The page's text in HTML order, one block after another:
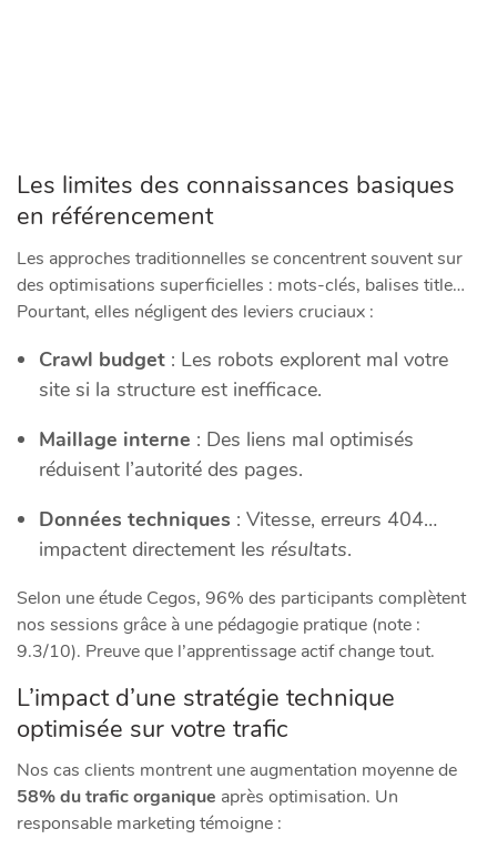
Les limites des connaissances basiques
en référencement
Les approches traditionnelles se concentrent souvent sur
des optimisations superficielles : mots-clés, balises title…
Pourtant, elles négligent des leviers cruciaux :
Crawl budget : Les robots explorent mal votre
site si la structure est inefficace.
Maillage interne : Des liens mal optimisés
réduisent l’autorité des pages.
Données techniques : Vitesse, erreurs 404…
impactent directement les résultats.
Selon une étude Cegos, 96% des participants complètent
nos sessions grâce à une pédagogie pratique (note :
9.3/10). Preuve que l’apprentissage actif change tout.
L’impact d’une stratégie technique
optimisée sur votre trafic
Nos cas clients montrent une augmentation moyenne de
58% du trafic organique après optimisation. Un
responsable marketing témoigne :